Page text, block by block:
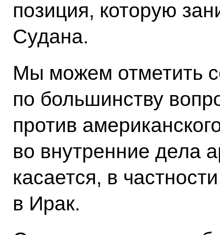
позиция, которую
Судана.
Мы можем отметить
по большинству
против
во внутренние дела
касается, в
в Ирак.